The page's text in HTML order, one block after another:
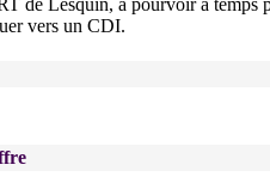
de Lesquin, à pourvoir à temps
vers un CDI.